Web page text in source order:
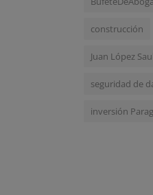
construcción
Juan López
seguridad de
inversión